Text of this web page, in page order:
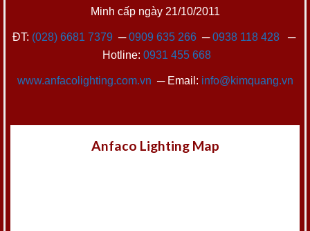
Minh cấp ngày 21/10/2011
ĐT: (028) 6681 7379 ─0909 635 266─0938 118 428─
Hotline: 0931 455 668
www.anfacolighting.com.vn ─ Email: info@kimquang.vn
Anfaco Lighting Map